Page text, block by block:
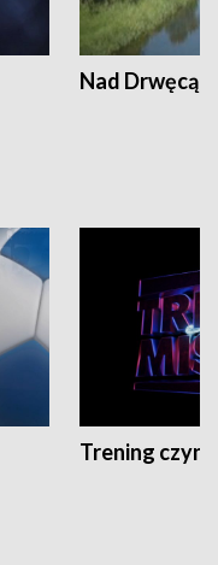
Nad Drwęcą
Trening czyni